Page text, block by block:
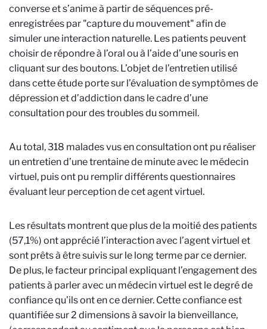
converse et s’anime à partir de séquences pré-
enregistrées par "capture du mouvement" afin de
simuler une interaction naturelle. Les patients peuvent
choisir de répondre à l’oral ou à l’aide d’une souris en
cliquant sur des boutons. L’objet de l’entretien utilisé
dans cette étude porte sur l’évaluation de symptômes de
dépression et d’addiction dans le cadre d’une
consultation pour des troubles du sommeil.
Au total, 318 malades vus en consultation ont pu réaliser
un entretien d’une trentaine de minute avec le médecin
virtuel, puis ont pu remplir différents questionnaires
évaluant leur perception de cet agent virtuel.
Les résultats montrent que plus de la moitié des patients
(57,1%) ont apprécié l’interaction avec l’agent virtuel et
sont prêts à être suivis sur le long terme par ce dernier.
De plus, le facteur principal expliquant l’engagement des
patients à parler avec un médecin virtuel est le degré de
confiance qu’ils ont en ce dernier. Cette confiance est
quantifiée sur 2 dimensions à savoir la bienveillance,